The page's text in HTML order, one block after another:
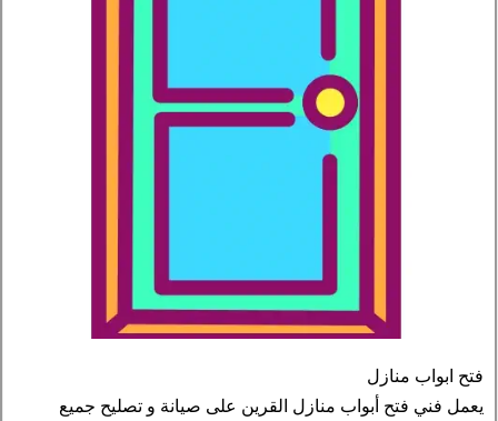
فتح ابواب منازل
يعمل فني فتح أبواب منازل القرين على صيانة و تصليح جميع